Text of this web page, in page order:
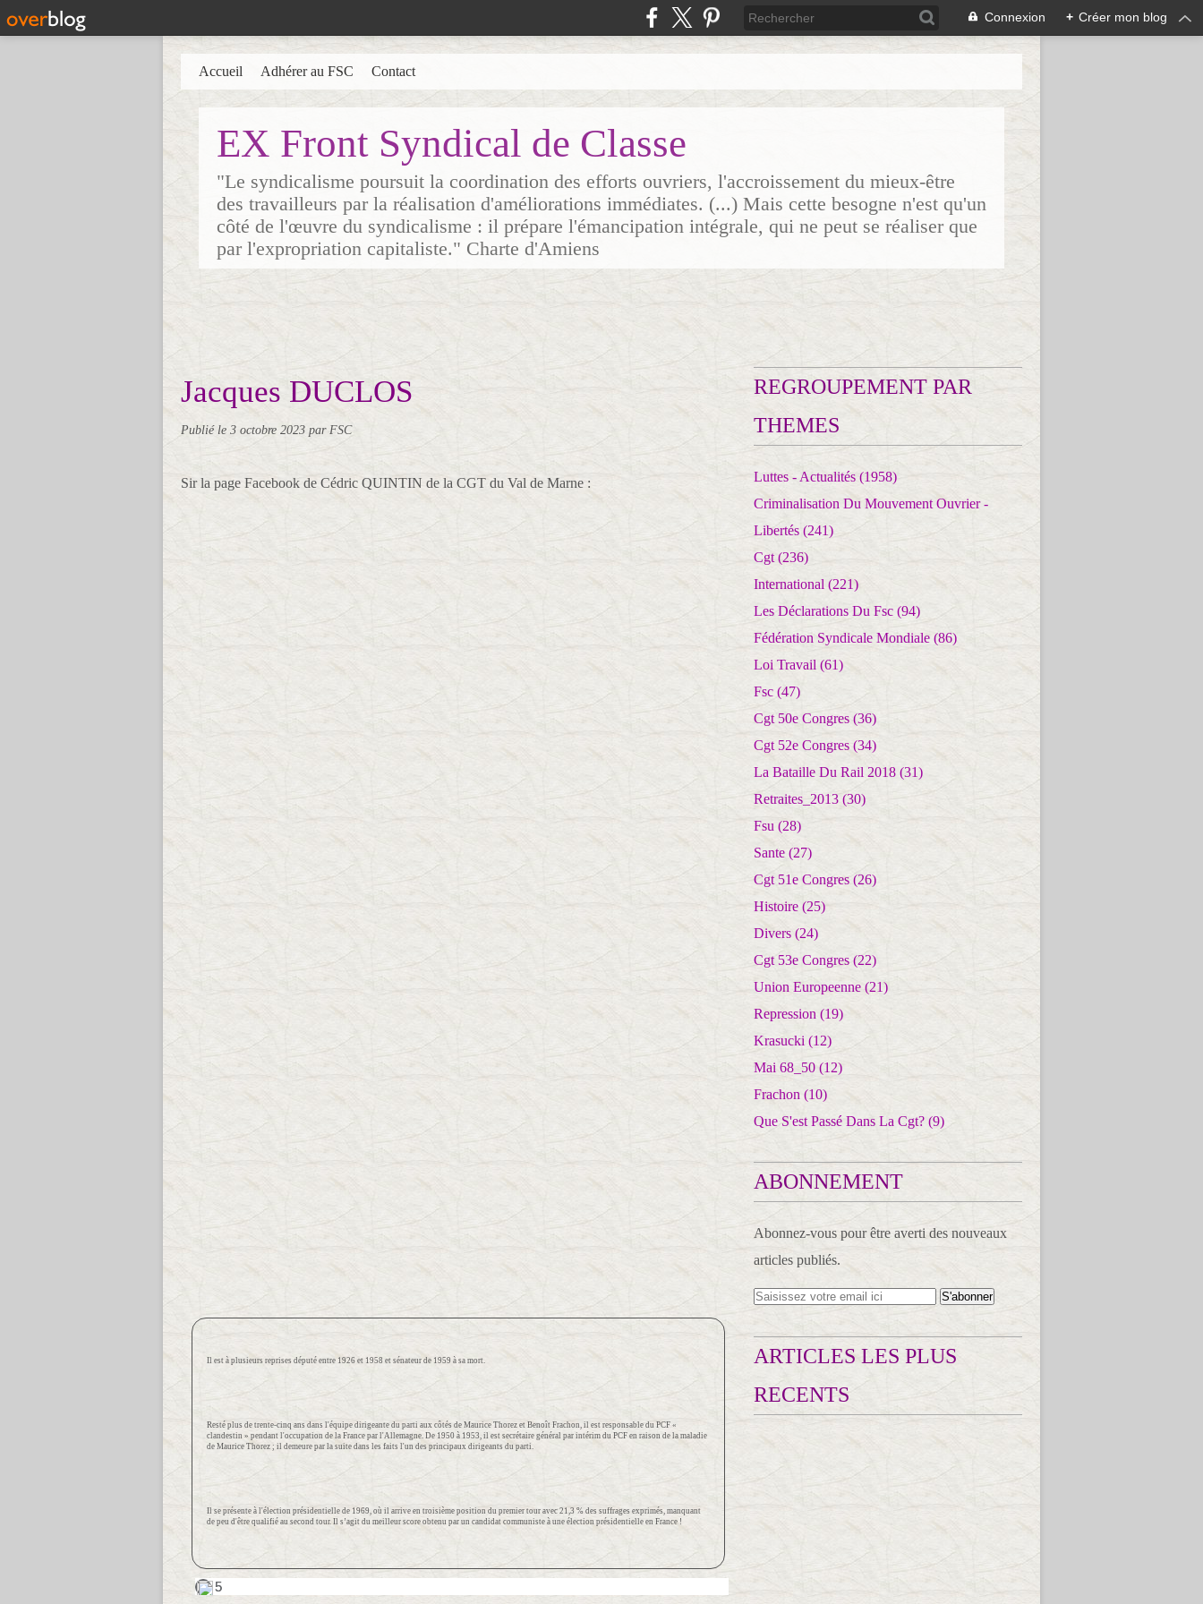
Connexion + Créer mon blog
EX Front Syndical de Classe
"Le syndicalisme poursuit la coordination des efforts ouvriers, l'accroissement du mieux-être
des travailleurs par la réalisation d'améliorations immédiates. (...) Mais cette besogne n'est qu'un
côté de l'œuvre du syndicalisme : il prépare l'émancipation intégrale, qui ne peut se réaliser que
par l'expropriation capitaliste." Charte d'Amiens
Accueil Adhérer au FSC Contact
Jacques DUCLOS
Publié le 3 octobre 2023 par FSC
Sir la page Facebook de Cédric QUINTIN de la CGT du Val de Marne :
Il est à plusieurs reprises député entre 1926 et 1958 et sénateur de 1959 à sa mort.
Resté plus de trente-cinq ans dans l'équipe dirigeante du parti aux côtés de Maurice Thorez et Benoît Frachon, il est responsable du PCF «
clandestin » pendant l'occupation de la France par l'Allemagne. De 1950 à 1953, il est secrétaire général par intérim du PCF en raison de la maladie
de Maurice Thorez ; il demeure par la suite dans les faits l'un des principaux dirigeants du parti.
Il se présente à l'élection présidentielle de 1969, où il arrive en troisième position du premier tour avec 21,3 % des suffrages exprimés, manquant
de peu d'être qualifié au second tour. Il s’agit du meilleur score obtenu par un candidat communiste à une élection présidentielle en France !
T5
5
REGROUPEMENT PAR
THEMES
Luttes - Actualités (1958)
Criminalisation Du Mouvement Ouvrier -
Libertés (241)
Cgt (236)
International (221)
Les Déclarations Du Fsc (94)
Fédération Syndicale Mondiale (86)
Loi Travail (61)
Fsc (47)
Cgt 50e Congres (36)
Cgt 52e Congres (34)
La Bataille Du Rail 2018 (31)
Retraites_2013 (30)
Fsu (28)
Sante (27)
Cgt 51e Congres (26)
Histoire (25)
Divers (24)
Cgt 53e Congres (22)
Union Europeenne (21)
Repression (19)
Krasucki (12)
Mai 68_50 (12)
Frachon (10)
Que S'est Passé Dans La Cgt? (9)
ABONNEMENT
Abonnez-vous pour être averti des nouveaux
articles publiés.
ARTICLES LES PLUS
RECENTS